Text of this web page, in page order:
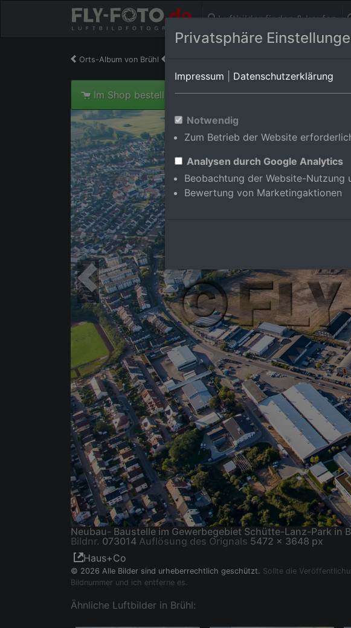
Luftbilder finden & kaufen
Orts-Album von Brühl
Im Shop bestellen
Neubau- Baustelle im Gewerbegebiet Schütte-Lanz-Park
Bildnr. 073014 Auflösung des Orignals 5472 x 3648 px
Haus+Co
© 2026 Alle Bilder sind urheberrechtlich geschützt. Sollte die
Bildnummer und ich entferne es.
Ähnliche Luftbilder in Brühl:
Privatsphäre
Impressum Datenschutzerklärung
Notwendig
Zum Betrieb der Website
Analysen durch Google Analytics
Beobachtung der Website-Nutzung
Bewertung von Marketingaktionen